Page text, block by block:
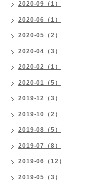
2020-09（1）
2020-06（1）
2020-05（2）
2020-04（3）
2020-02（1）
2020-01（5）
2019-12（3）
2019-10（2）
2019-08（5）
2019-07（8）
2019-06（12）
2019-05（3）